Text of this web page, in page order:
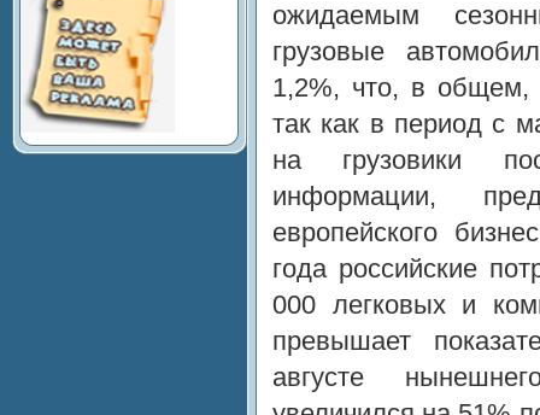
ожидаемым
грузовые
1,2%, что, в общем,
так как в период с
на грузовики
информации,
европейского
года российские
000 легковых и
превышает
августе